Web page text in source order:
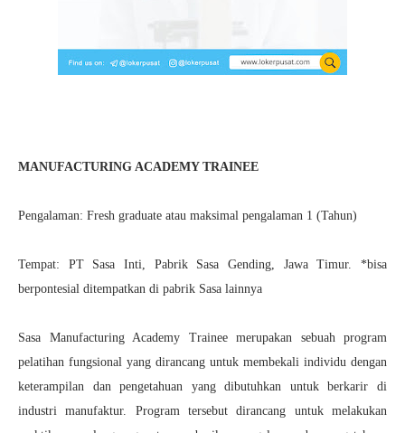
MANUFACTURING ACADEMY TRAINEE
Pengalaman: Fresh graduate atau maksimal pengalaman 1 (Tahun)
Tempat: PT Sasa Inti, Pabrik Sasa Gending, Jawa Timur. *bisa
berpontesial ditempatkan di pabrik Sasa lainnya
Sasa Manufacturing Academy Trainee merupakan sebuah program
pelatihan fungsional yang dirancang untuk membekali individu dengan
keterampilan dan pengetahuan yang dibutuhkan untuk berkarir di
industri manufaktur. Program tersebut dirancang untuk melakukan